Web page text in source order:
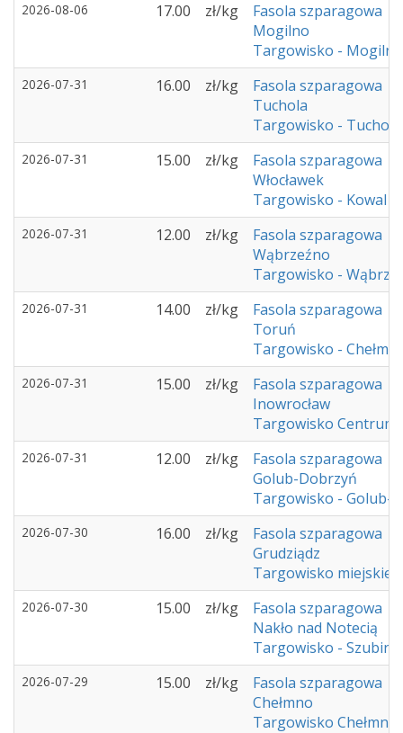
2026-08-06 17.00 zł/kg
Fasola szparagowa
Mogilno
Targowisko - Mogilno
2026-07-31 16.00 zł/kg
Fasola szparagowa
Tuchola
Targowisko - Tuchola
2026-07-31 15.00 zł/kg
Fasola szparagowa
Włocławek
Targowisko - Kowal
2026-07-31 12.00 zł/kg
Fasola szparagowa
Wąbrzeźno
Targowisko -
2026-07-31 14.00 zł/kg
Fasola szparagowa
Toruń
Targowisko - Chełmża
2026-07-31 15.00 zł/kg
Fasola szparagowa
Inowrocław
Targowisko Centrum
2026-07-31 12.00 zł/kg
Fasola szparagowa
Golub-Dobrzyń
Targowisko - Golub-
2026-07-30 16.00 zł/kg
Fasola szparagowa
Grudziądz
Targowisko miejskie
2026-07-30 15.00 zł/kg
Fasola szparagowa
Nakło nad Notecią
Targowisko - Szubin
2026-07-29 15.00 zł/kg
Fasola szparagowa
Chełmno
Targowisko Chełmno